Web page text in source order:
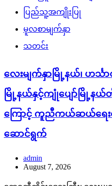
ပြည်သူ့အကျိုးပြု
မူလစာမျက်နှာ
သတင်း
လေးမျက်နှာမြို့နယ်၊ ဟင်္သ
မြို့နယ်နှင့်ကျုံပျော်မြို့နယ်
ကြောင့် ကူညီကယ်ဆယ်ရေး
ဆောင်ရွက်
admin
August 7, 2026